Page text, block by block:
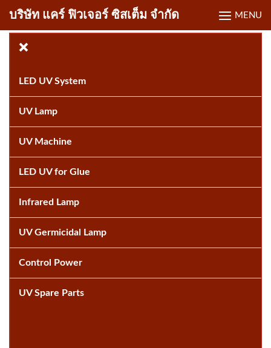
Skip
content
บริษัท แคร์ ฟิวเจอร์ ซิสเต็ม จำกัด MENU
LED UV System
UV Lamp
UV Machine
LED UV for Glue
Infrared Lamp
UV Germicidal Lamp
Control Power
UV Spare Parts